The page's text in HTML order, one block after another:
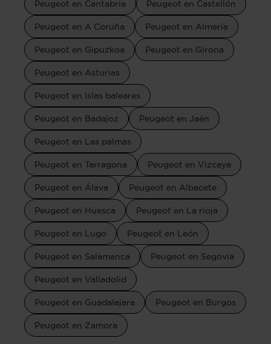
Peugeot en Cantabria Peugeot en Castellón
Peugeot en A Coruña Peugeot en Almería
Peugeot en Gipuzkoa Peugeot en Girona
Peugeot en Asturias
Peugeot en Islas baleares
Peugeot en Badajoz Peugeot en Jaén
Peugeot en Las palmas
Peugeot en Tarragona Peugeot en Vizcaya
Peugeot en Álava Peugeot en Albacete
Peugeot en Huesca Peugeot en La rioja
Peugeot en Lugo Peugeot en León
Peugeot en Salamanca Peugeot en Segovia
Peugeot en Valladolid
Peugeot en Guadalajara Peugeot en Burgos
Peugeot en Zamora